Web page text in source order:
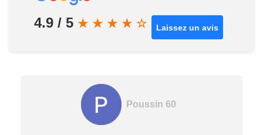
4.9 / 5 ★ ★ ★ ★ ☆ Laissez un avis
Poussin 60